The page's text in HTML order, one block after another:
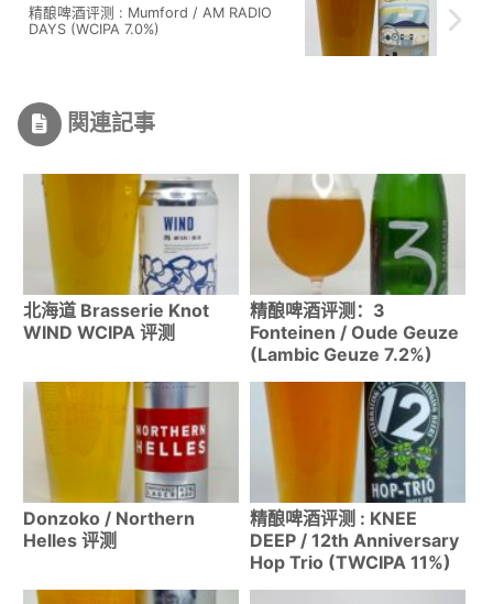
精酿啤酒评测 : Mumford / AM RADIO
DAYS (WCIPA 7.0%)
関連記事
北海道 Brasserie Knot
WIND WCIPA 评测
精酿啤酒评测：3
Fonteinen / Oude Geuze
(Lambic Geuze 7.2%)
Donzoko / Northern
Helles 评测
精酿啤酒评测 : KNEE
DEEP / 12th Anniversary
Hop Trio (TWCIPA 11%)